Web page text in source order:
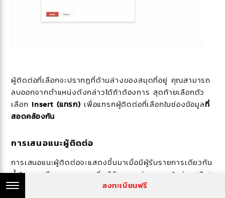
ผู้ติดต่อที่เลือกจะปรากฏที่ด้านล่างของสมุดที่อยู่ คุณสามารถ
ลบออกจากตำแหน่งดังกล่าวได้ถ้าต้องการ สุดท้ายเลือกตัว
เลือก Insert (แทรก) เพื่อแทรกผู้ติดต่อที่เลือกในช่องข้อมูลที่
สอดคล้องกัน
การเสนอแนะผู้ติดต่อ
การเสนอแนะผู้ติดต่อจะแสดงขึ้นมาเมื่อมีผู้รับรายการเดียวกัน
ซ้ำในหลายอีเมล หากคุณเพิ่มผู้รับมากกว่าสองคนในช่อง ‘ถึง’
ของอีเมลขาออกครั้งถัดไปที่คุณเขียนอีเมลที่มีผู้ติดต่อเหล่านั้น
ลงทะเบียนฟรี